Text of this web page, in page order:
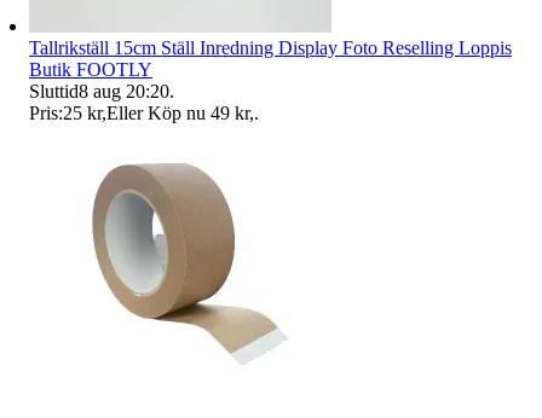
Tallrikställ 15cm Ställ Inredning Display Foto Reselling Loppis
Butik FOOTLY
Sluttid8 aug 20:20.
Pris:25 kr,Eller Köp nu 49 kr,.